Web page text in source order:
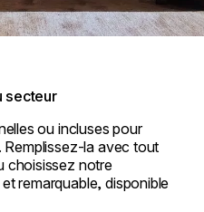
secteur
ou incluses pour
la avec tout
choisissez notre
remarquable, disponible